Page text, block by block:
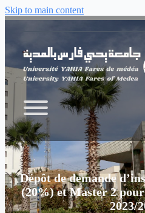
Skip to main content
Dépôt de demande
(20%) et Master 2 pour
2023/